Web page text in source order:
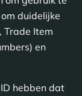
duidelijke
Trade Item
en
hebben dat